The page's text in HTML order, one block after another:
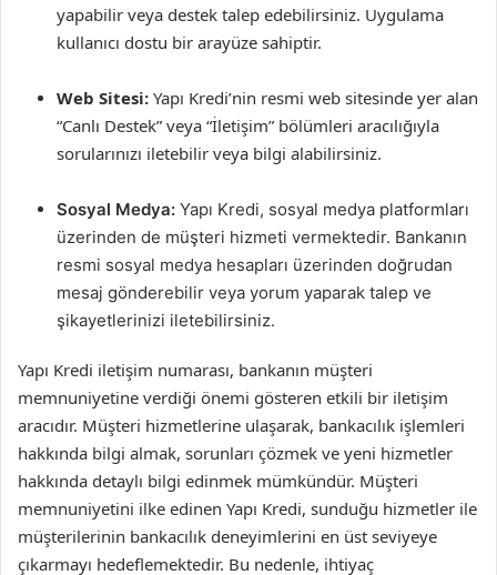
yapabilir veya destek talep edebilirsiniz. Uygulama
kullanıcı dostu bir arayüze sahiptir.
Web Sitesi: Yapı Kredi’nin resmi web sitesinde yer alan
“Canlı Destek” veya “İletişim” bölümleri aracılığıyla
sorularınızı iletebilir veya bilgi alabilirsiniz.
Sosyal Medya: Yapı Kredi, sosyal medya platformları
üzerinden de müşteri hizmeti vermektedir. Bankanın
resmi sosyal medya hesapları üzerinden doğrudan
mesaj gönderebilir veya yorum yaparak talep ve
şikayetlerinizi iletebilirsiniz.
Yapı Kredi iletişim numarası, bankanın müşteri
memnuniyetine verdiği önemi gösteren etkili bir iletişim
aracıdır. Müşteri hizmetlerine ulaşarak, bankacılık işlemleri
hakkında bilgi almak, sorunları çözmek ve yeni hizmetler
hakkında detaylı bilgi edinmek mümkündür. Müşteri
memnuniyetini ilke edinen Yapı Kredi, sunduğu hizmetler ile
müşterilerinin bankacılık deneyimlerini en üst seviyeye
çıkarmayı hedeflemektedir. Bu nedenle, ihtiyaç